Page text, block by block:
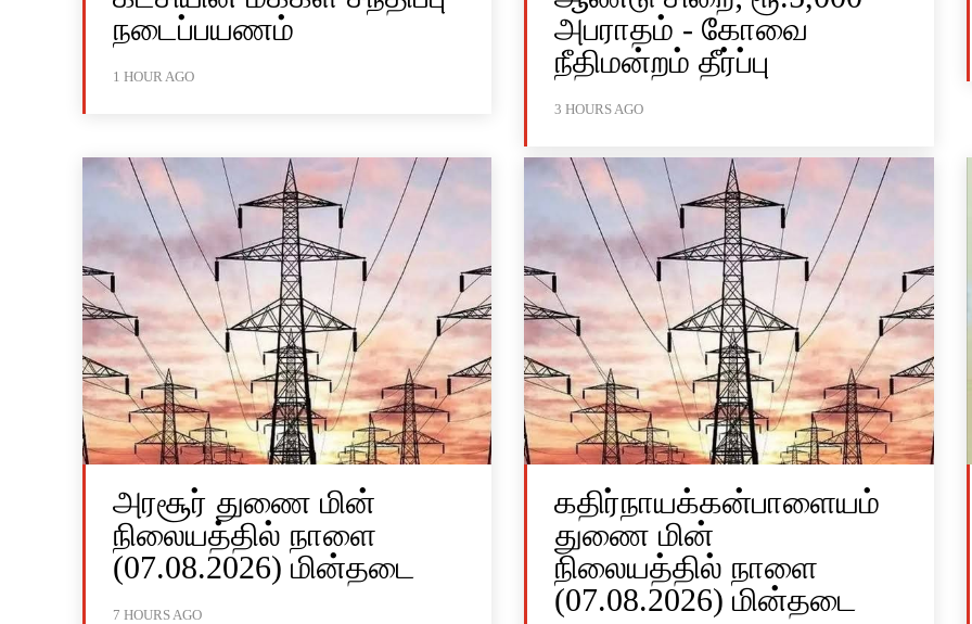
நடைப்பயணம்
1 HOUR AGO
அபராதம் - கோவை
நீதிமன்றம் தீர்ப்பு
3 HOURS AGO
அரசூர் துணை மின்
நிலையத்தில் நாளை
(07.08.2026) மின்தடை
7 HOURS AGO
கதிர்நாயக்கன்பாளையம்
துணை மின்
நிலையத்தில் நாளை
(07.08.2026) மின்தடை